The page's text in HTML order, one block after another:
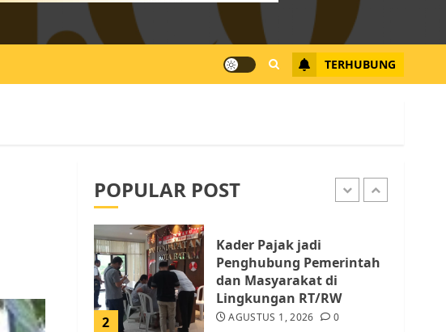
TERHUBUNG
POPULAR POST
Batam Berhenti
Merampas Tanah Warga
Rempang
JULI 15, 2026
1 AGUSTUS 1, 2026
2
Kader Pajak jadi
Penghubung Pemerintah
dan Masyarakat di
Lingkungan RT/RW
AGUSTUS 1, 2026 0